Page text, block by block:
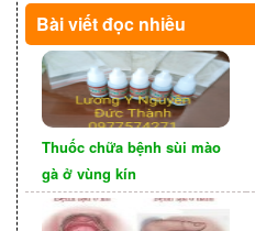
Bài viết đọc nhiều
Thuốc chữa bệnh sùi mào
gà ở vùng kín